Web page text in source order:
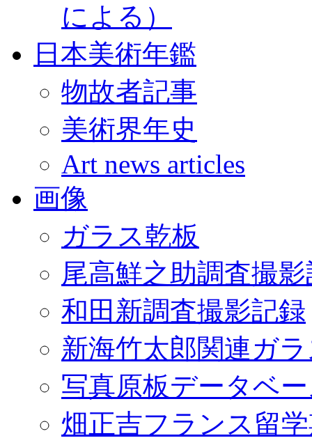
による）
日本美術年鑑
物故者記事
美術界年史
Art news articles
画像
ガラス乾板
尾高鮮之助調査撮
和田新調査撮影記録
新海竹太郎関連ガ
写真原板データベ
畑正吉フランス留